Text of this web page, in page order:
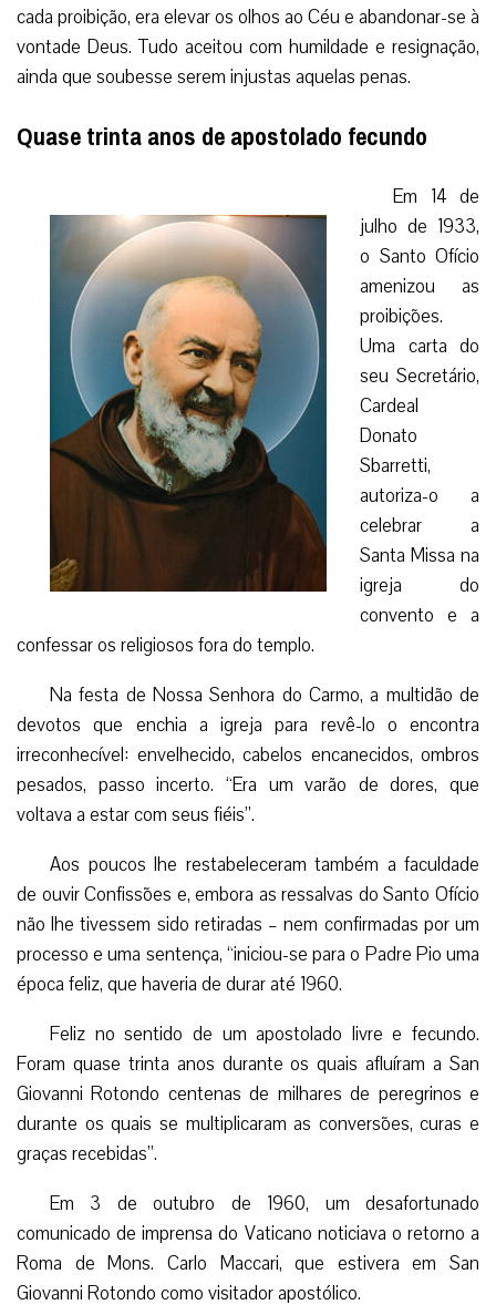
cada proibição, era elevar os olhos ao Céu e abandonar-se à
vontade Deus. Tudo aceitou com humildade e resignação,
ainda que soubesse serem injustas aquelas penas.
Quase trinta anos de apostolado fecundo
Em 14 de
julho de 1933,
o Santo Ofício
amenizou as
proibições.
Uma carta do
seu Secretário,
Cardeal
Donato
Sbarretti,
autoriza-o a
celebrar a
Santa Missa na
igreja do
convento e a
confessar os religiosos fora do templo.
Na festa de Nossa Senhora do Carmo, a multidão de
devotos que enchia a igreja para revê-lo o encontra
irreconhecível: envelhecido, cabelos encanecidos, ombros
pesados, passo incerto. “Era um varão de dores, que
voltava a estar com seus fiéis”.
Aos poucos lhe restabeleceram também a faculdade
de ouvir Confissões e, embora as ressalvas do Santo Ofício
não lhe tivessem sido retiradas – nem confirmadas por um
processo e uma sentença, “iniciou-se para o Padre Pio uma
época feliz, que haveria de durar até 1960.
Feliz no sentido de um apostolado livre e fecundo.
Foram quase trinta anos durante os quais afluíram a San
Giovanni Rotondo centenas de milhares de peregrinos e
durante os quais se multiplicaram as conversões, curas e
graças recebidas”.
Em 3 de outubro de 1960, um desafortunado
comunicado de imprensa do Vaticano noticiava o retorno a
Roma de Mons. Carlo Maccari, que estivera em San
Giovanni Rotondo como visitador apostólico.